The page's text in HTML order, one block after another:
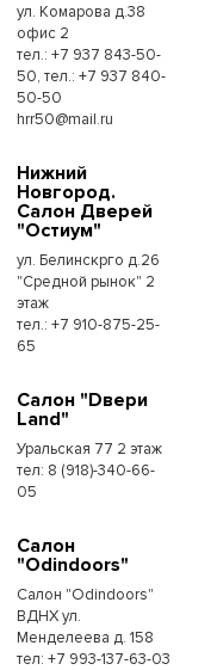
ул. Комарова д.38
офис 2
тел.: +7 937 843-50-
50, тел.: +7 937 840-
50-50
hrr50@mail.ru
Нижний
Новгород.
Салон Дверей
"Остиум"
ул. Белинскрго д.26
"Средной рынок" 2
этаж
тел.: +7 910-875-25-
65
Салон "Dвери
Land"
Уральская 77 2 этаж
тел: 8 (918)-340-66-
05
Салон
"Odindoors"
Салон "Odindoors"
ВДНХ ул.
Менделеева д. 158
тел: +7 993-137-63-03